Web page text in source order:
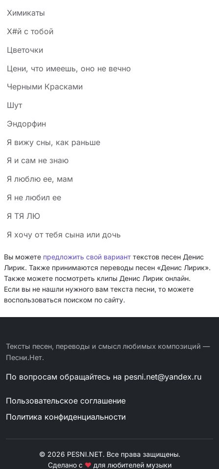
Химикаты
Х#й с тобой
Цветочки
Цени, что имеешь, оно не вечно
Черными Красками
Шут
Эндорфин
Я вижу сны, как раньше
Я и сам не знаю
Я люблю ее, мам
Я не любил ее
Я ТЯ ЛЮ
Я хочу от тебя сына или дочь
Вы можете предложить свой вариант текстов песен Денис
Лирик. Также принимаются переводы песен «Денис Лирик».
Также можете посмотреть клипы Денис Лирик онлайн.
Если вы не нашли нужного вам текста песни, то можете
воспользоваться поиском по сайту.
Тексты песен, переводы и смысл любимых композиций —
Песни.Нет.
По вопросам обращайтесь на pesni.net@yandex.ru
Пользовательское соглашение
Политика конфиденциальности
© 2026 PESNI.NET. Все права защищены.
Сделано с ❤ для любителей музыки